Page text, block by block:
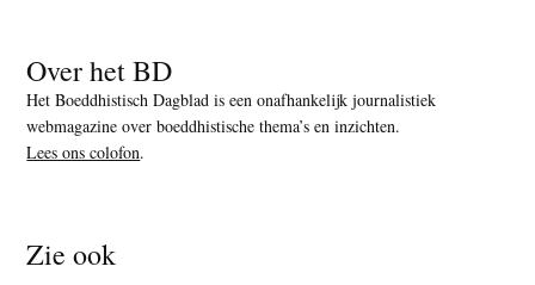
Over het BD
Het Boeddhistisch Dagblad is een onafhankelijk journalistiek
webmagazine over boeddhistische thema’s en inzichten.
Lees ons colofon.
Zie ook